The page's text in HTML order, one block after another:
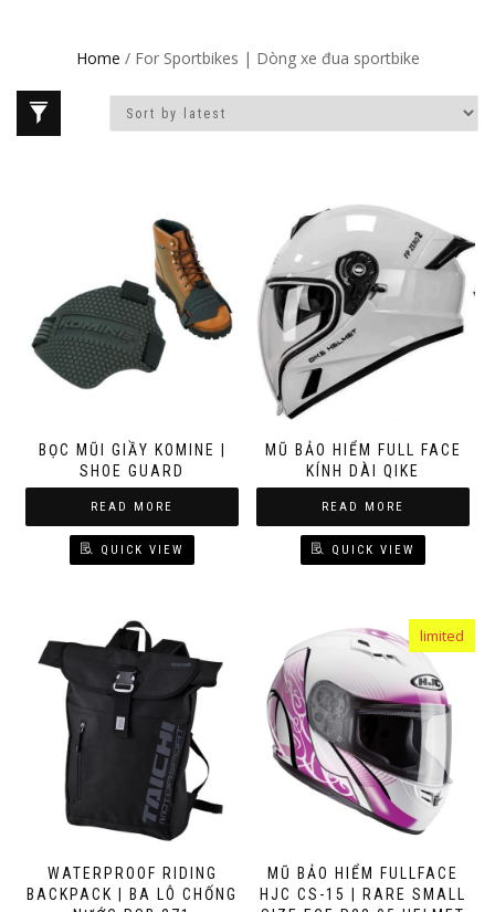
Home / For Sportbikes | Dòng xe đua sportbike
BỌC MŨI GIẦY KOMINE |
SHOE GUARD
READ MORE
QUICK VIEW
MŨ BẢO HIỂM FULL FACE
KÍNH DÀI QIKE
READ MORE
QUICK VIEW
WATERPROOF RIDING
BACKPACK | BA LÔ CHỐNG
limited
MŨ BẢO HIỂM FULLFACE
HJC CS-15 | RARE SMALL